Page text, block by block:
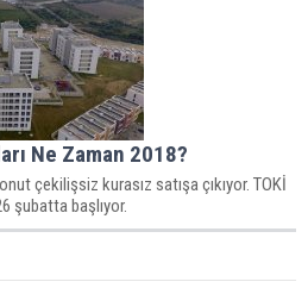
Ne Zaman 2018?
çekilişsiz kurasız satışa çıkıyor. TOKİ
şubatta başlıyor.